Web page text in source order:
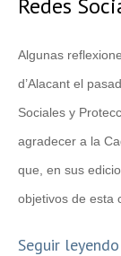
Redes
Algunas
d’Alacant el
Sociales y
agradecer a la
que, en sus
objetivos de esta
Seguir leyendo